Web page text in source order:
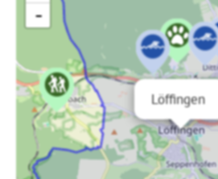
Löffingen
−